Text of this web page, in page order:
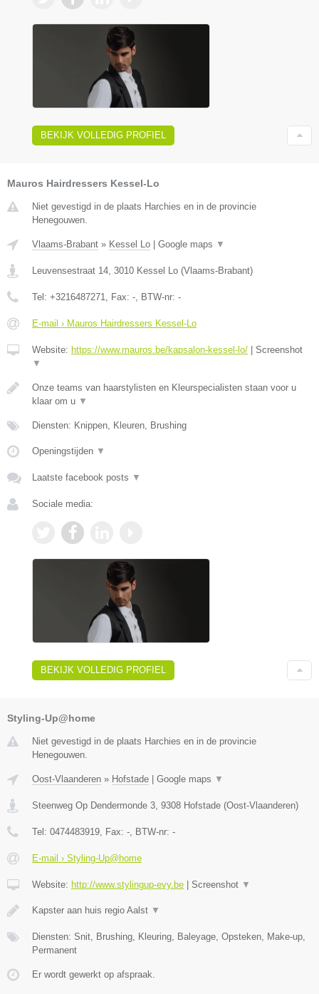
BEKIJK VOLLEDIG PROFIEL
Mauros Hairdressers Kessel-Lo
Niet gevestigd in de plaats Harchies en in de provincie
Henegouwen.
Vlaams-Brabant » Kessel Lo | Google maps ▼
Leuvensestraat 14 3010 Kessel Lo (Vlaams-Brabant)
Tel: +3216487271 , Fax: - , BTW-nr: -
E-mail › Mauros Hairdressers Kessel-Lo
Website: https://www.mauros.be/kapsalon-kessel-lo/ | Screenshot
▼
Onze teams van haarstylisten en Kleurspecialisten staan voor u
klaar om u ▼
Diensten: Knippen, Kleuren, Brushing
Openingstijden ▼
Laatste facebook posts ▼
Sociale media:
BEKIJK VOLLEDIG PROFIEL
Styling-Up@home
Niet gevestigd in de plaats Harchies en in de provincie
Henegouwen.
Oost-Vlaanderen » Hofstade | Google maps ▼
Steenweg Op Dendermonde 3 9308 Hofstade (Oost-Vlaanderen)
Tel: 0474483919 , Fax: - , BTW-nr: -
E-mail › Styling-Up@home
Website: http://www.stylingup-evy.be | Screenshot ▼
Kapster aan huis regio Aalst ▼
Diensten: Snit, Brushing, Kleuring, Baleyage, Opsteken, Make-up,
Permanent
Er wordt gewerkt op afspraak.